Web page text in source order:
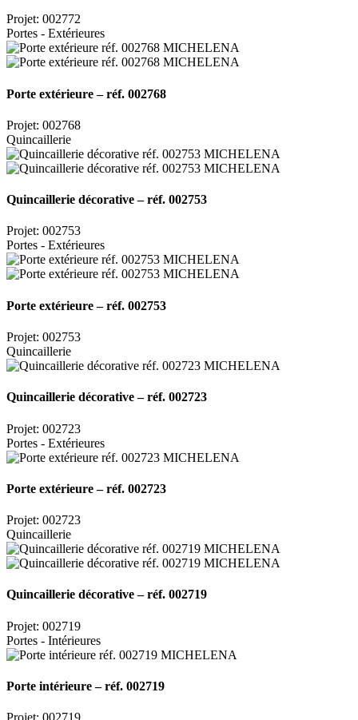
Projet: 002772
Portes - Extérieures
Porte extérieure – réf. 002768
Projet: 002768
Quincaillerie
Quincaillerie décorative – réf. 002753
Projet: 002753
Portes - Extérieures
Porte extérieure – réf. 002753
Projet: 002753
Quincaillerie
Quincaillerie décorative – réf. 002723
Projet: 002723
Portes - Extérieures
Porte extérieure – réf. 002723
Projet: 002723
Quincaillerie
Quincaillerie décorative – réf. 002719
Projet: 002719
Portes - Intérieures
Porte intérieure – réf. 002719